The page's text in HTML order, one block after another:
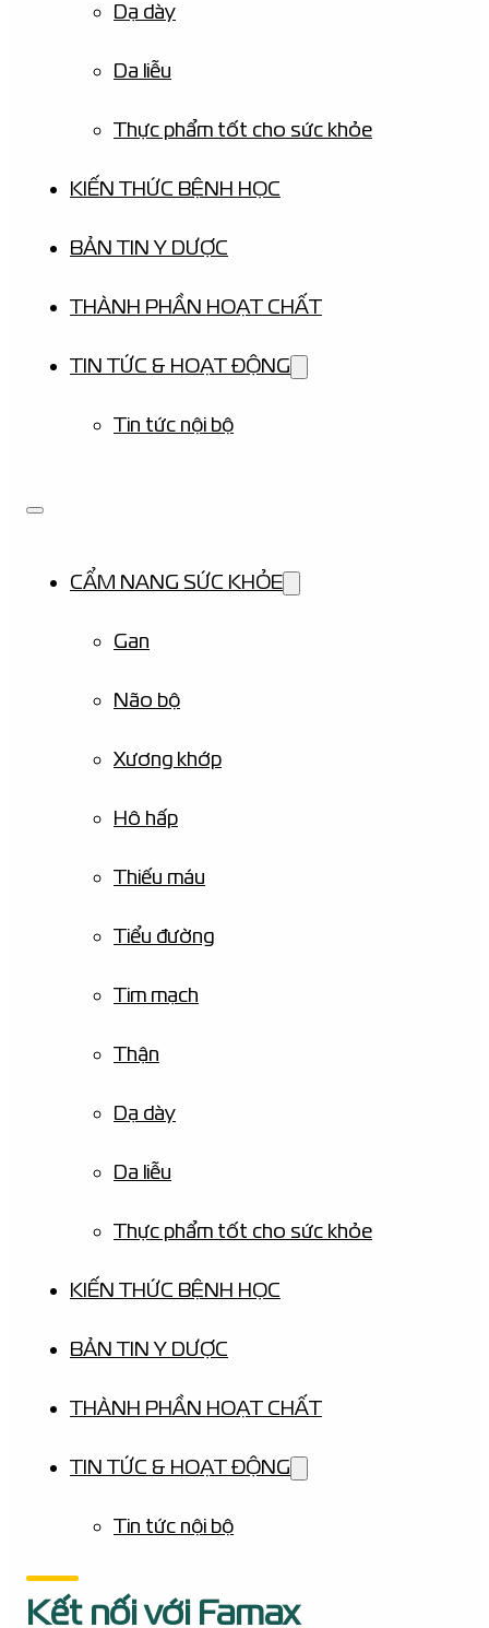
Dạ dày
Da liễu
Thực phẩm tốt cho sức khỏe
KIẾN THỨC BỆNH HỌC
BẢN TIN Y DƯỢC
THÀNH PHẦN HOẠT CHẤT
TIN TỨC & HOẠT ĐỘNG
Tin tức nội bộ
CẨM NANG SỨC KHỎE
Gan
Não bộ
Xương khớp
Hô hấp
Thiếu máu
Tiểu đường
Tim mạch
Thận
Dạ dày
Da liễu
Thực phẩm tốt cho sức khỏe
KIẾN THỨC BỆNH HỌC
BẢN TIN Y DƯỢC
THÀNH PHẦN HOẠT CHẤT
TIN TỨC & HOẠT ĐỘNG
Tin tức nội bộ
Kết nối với Famax